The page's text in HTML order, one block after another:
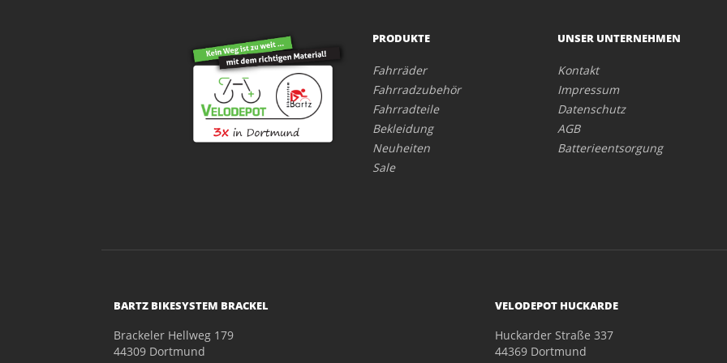
PRODUKTE
Fahrräder
Fahrradzubehör
Fahrradteile
Bekleidung
Neuheiten
Sale
UNSER UNTERNEHMEN
Kontakt
Impressum
Datenschutz
AGB
Batterieentsorgung
BARTZ BIKESYSTEM BRACKEL
Brackeler Hellweg 179
44309 Dortmund
VELODEPOT HUCKARDE
Huckarder Straße 337
44369 Dortmund